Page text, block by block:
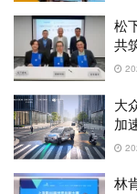
松
共
大
加
林